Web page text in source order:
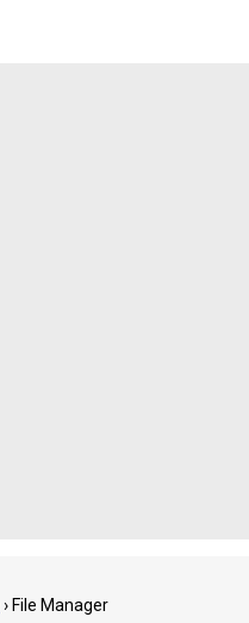
› File Manager